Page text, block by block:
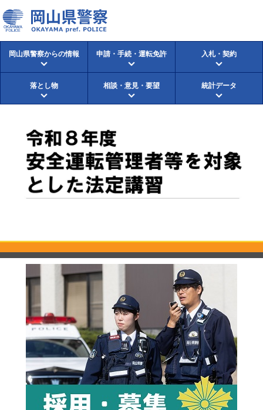
岡山県警察からの情報 申請・手続・運転免許 入札・契約
落とし物 相談・意見・要望 統計データ